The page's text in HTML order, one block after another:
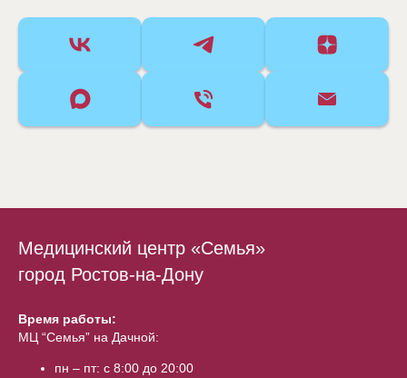
Медицинский центр «Семья»
город Ростов-на-Дону
Время работы:
МЦ “Семья” на Дачной:
пн – пт: с 8:00 до 20:00